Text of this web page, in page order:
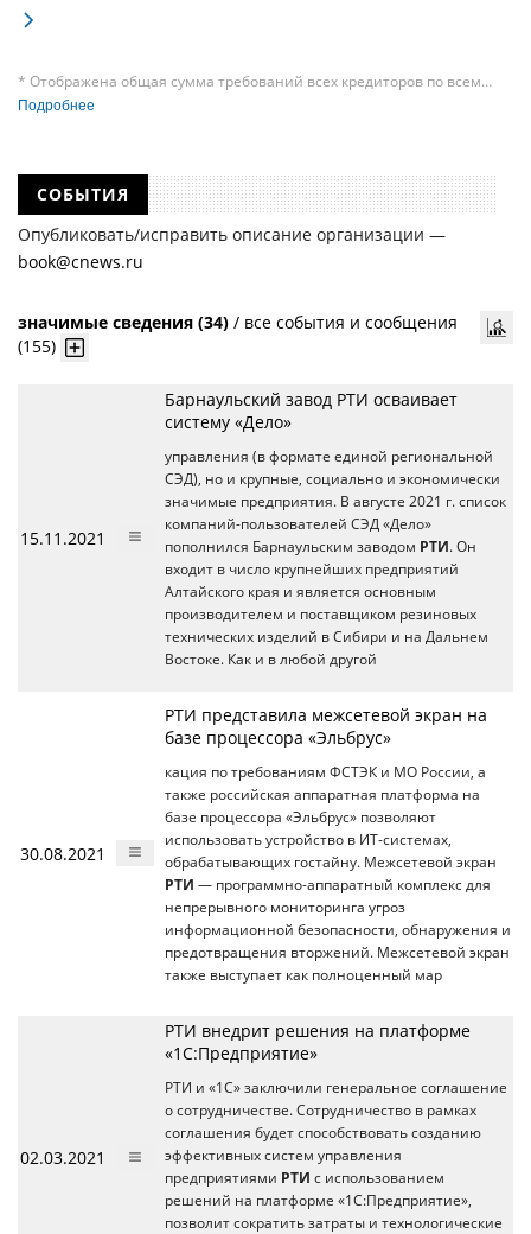
* Отображена общая сумма требований всех кредиторов по всем
судебным делам, в рамках которых компания подавала требования
в одном таком деле может быть несколько десятков, а размеры сумм
требований одних могут быть больше или меньше размеров
Подробнее
СОБЫТИЯ
Опубликовать/исправить описание организации —
book@cnews.ru
значимые сведения (34) / все события и сообщения
(155)
15.11.2021
Барнаульский завод РТИ осваивает
систему «Дело»
управления (в формате единой региональной
СЭД), но и крупные, социально и экономически
значимые предприятия. В августе 2021 г. список
компаний-пользователей СЭД «Дело»
пополнился Барнаульским заводом РТИ. Он
входит в число крупнейших предприятий
Алтайского края и является основным
производителем и поставщиком резиновых
технических изделий в Сибири и на Дальнем
Востоке. Как и в любой другой
30.08.2021
РТИ представила межсетевой экран на
базе процессора «Эльбрус»
кация по требованиям ФСТЭК и МО России, а
также российская аппаратная платформа на
базе процессора «Эльбрус» позволяют
использовать устройство в ИТ-системах,
обрабатывающих гостайну. Межсетевой экран
РТИ — программно-аппаратный комплекс для
непрерывного мониторинга угроз
информационной безопасности, обнаружения и
предотвращения вторжений. Межсетевой экран
также выступает как полноценный мар
02.03.2021
РТИ внедрит решения на платформе
«1С:Предприятие»
РТИ и «1С» заключили генеральное соглашение
о сотрудничестве. Сотрудничество в рамках
соглашения будет способствовать созданию
эффективных систем управления
предприятиями РТИ с использованием
решений на платформе «1С:Предприятие»,
позволит сократить затраты и технологические